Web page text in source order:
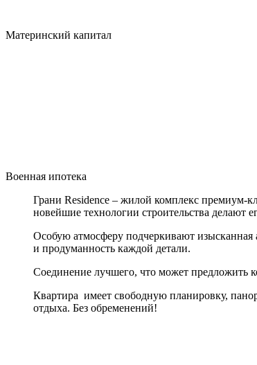
Материнский капитал
Военная ипотека
Грани Residence – жилой комплекс премиум-
новейшие технологии строительства делают
Особую атмосферу подчеркивают
и продуманность каждой детали.
Соединение лучшего, что может предложить
Квартира имеет свободную планировку,
отдыха. Без обременений!